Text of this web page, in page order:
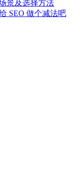
景及选择方法
SEO 做个减法吧